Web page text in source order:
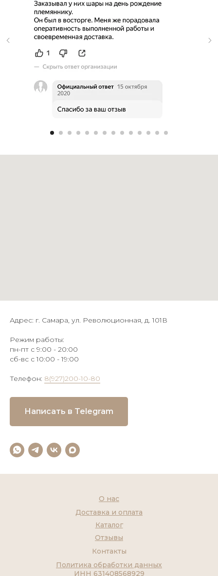
Адрес: г. Самара, ул. Революционная, д. 101В
Режим работы:
пн-пт с 9:00 - 20:00
сб-вс с 10:00 - 19:00
Телефон: 8(927)200-10-80
Написать в Telegram
Контакты
Каталог
О нас
Доставка и оплата
Отзывы
Политика обработки данных
ИНН 631408568929